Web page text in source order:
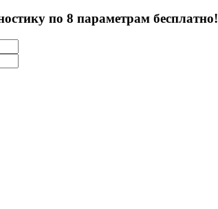
по 8 параметрам бесплатно!